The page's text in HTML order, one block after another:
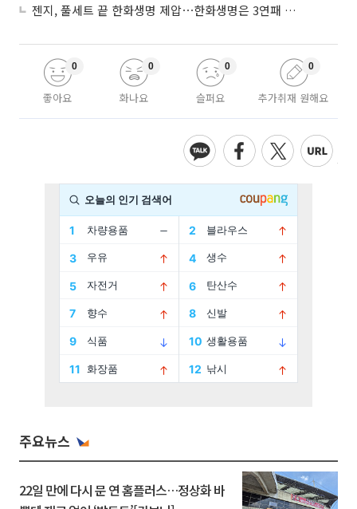
젠지, 풀세트 끝 한화생명 제압⋯한화생명은 3연패 수렁
좋아요
0
화나요
0
슬퍼요
0
추가취재 원해요
0
주요뉴스
22일 만에 다시 문 연 홈플러스…정상화 바